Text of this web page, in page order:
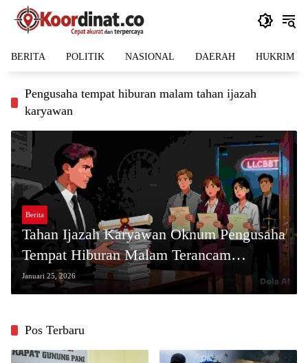
Langsung
BERITA POLITIK NASIONAL DAERAH HUKRIM
Pengusaha tempat hiburan malam tahan ijazah
karyawan
Berita
Tahan Ijazah Karyawan Oknum Pengusaha
Tempat Hiburan Malam Terancam
Dipidanakan
Januari 25, 2026
Pos Terbaru